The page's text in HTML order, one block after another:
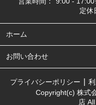
定休
ホーム
お問い合わせ
プライバシーポリシー
Copyright(c) 株式
店